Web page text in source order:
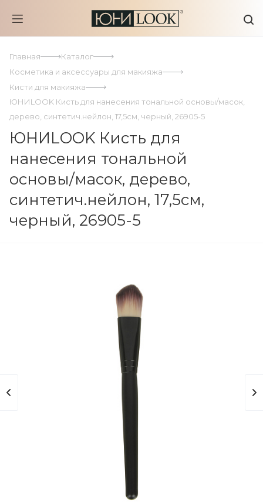
Главная
Каталог
Косметика и аксессуары для макияжа
Кисти для макияжа
ЮНИLOOK Кисть для нанесения тональной основы/масок,
дерево, синтетич.нейлон, 17,5см, черный, 26905-5
ЮНИLOOK Кисть для
нанесения тональной
основы/масок, дерево,
синтетич.нейлон, 17,5см,
черный, 26905-5